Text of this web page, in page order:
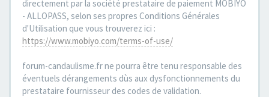
directement par la société prestataire de paiement MOBIYO
- ALLOPASS, selon ses propres Conditions Générales
d'Utilisation que vous trouverez ici :
https://www.mobiyo.com/terms-of-use/
forum-candaulisme.fr ne pourra être tenu responsable des
éventuels dérangements dùs aux dysfonctionnements du
prestataire fournisseur des codes de validation.